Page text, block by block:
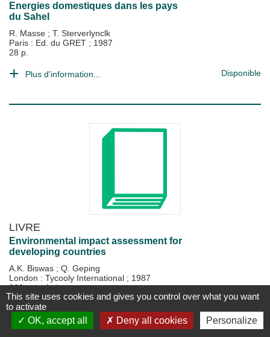
Energies domestiques dans les pays
du Sahel
R. Masse ; T. Sterverlynclk
Paris : Ed. du GRET ; 1987
28 p.
Plus d'information... Disponible
LIVRE
Environmental impact assessment for
developing countries
A.K. Biswas ; Q. Geping
London : Tycooly International ; 1987
232 p., ref.: *
Plus d'information...
This site uses cookies and gives you control over what you want
to activate
OK, accept all
Deny all cookies Personalize